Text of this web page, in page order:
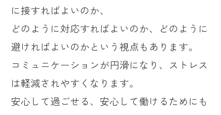
に接すればよいのか、
どのように対応すればよいのか、どのように
避ければよいのかという視点もあります。
コミュニケーションが円滑になり、ストレス
は軽減されやすくなります。
安心して過ごせる、安心して働けるためにも